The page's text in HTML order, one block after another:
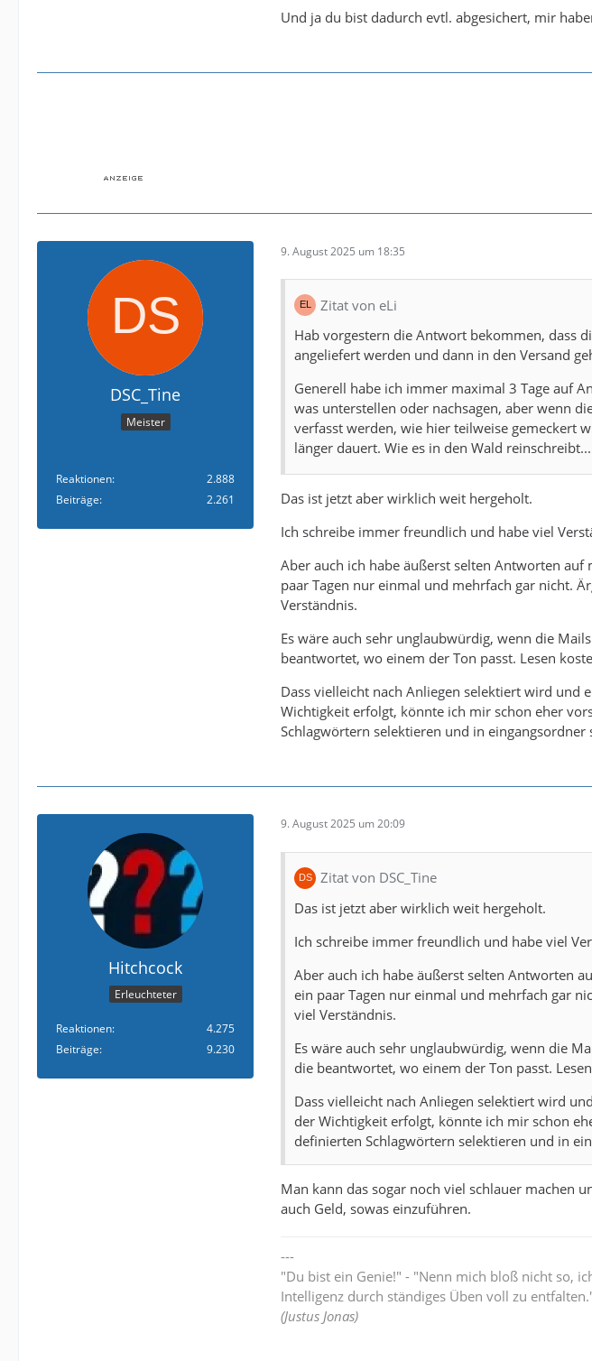
Und ja du bist dadurch evtl. abgesichert, mir
DSC_Tine
Meister
Reaktionen
2.888
Beiträge
2.261
9. August 2025 um 18:35
Zitat von eLi
Hab vorgestern die Antwort bekommen, dass
angeliefert werden und dann in den Versand
Generell habe ich immer maximal 3 Tage auf
was unterstellen oder nachsagen, aber wenn
verfasst werden, wie hier teilweise gemeckert
länger dauert. Wie es in den Wald
Das ist jetzt aber wirklich weit hergeholt.
Ich schreibe immer freundlich und habe viel
Aber auch ich habe äußerst selten Antworten
paar Tagen nur einmal und mehrfach gar nicht.
Verständnis.
Es wäre auch sehr unglaubwürdig, wenn die
beantwortet, wo einem der Ton passt. Lesen
Dass vielleicht nach Anliegen selektiert wird und
Wichtigkeit erfolgt, könnte ich mir schon eher
Schlagwörtern selektieren und in eingangsordner
Hitchcock
Erleuchteter
Reaktionen
4.275
Beiträge
9.230
9. August 2025 um 20:09
Zitat von DSC_Tine
Das ist jetzt aber wirklich weit hergeholt.
Ich schreibe immer freundlich und habe viel
Aber auch ich habe äußerst selten Antworten
ein paar Tagen nur einmal und mehrfach gar
viel Verständnis.
Es wäre auch sehr unglaubwürdig, wenn die
die beantwortet, wo einem der Ton passt.
Dass vielleicht nach Anliegen selektiert wird
der Wichtigkeit erfolgt, könnte ich mir schon
definierten Schlagwörtern selektieren und in
Man kann das sogar noch viel schlauer machen
auch Geld, sowas einzuführen.
---
"Du bist ein Genie!" - "Nenn mich bloß nicht so,
Intelligenz durch ständiges Üben voll zu
(Justus Jonas)